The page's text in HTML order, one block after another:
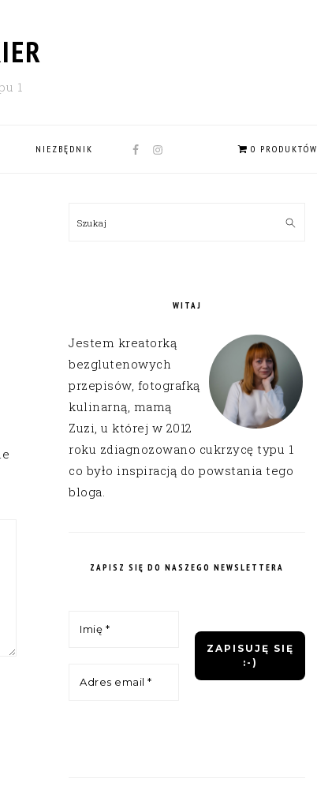
1
NIEZBĘDNIK
NAV
0 PRODUKTÓW
SIDEBAR
Szukaj
WITAJ
Jestem kreatorką
bezglutenowych
przepisów, fotografką
kulinarną, mamą
Zuzi, u której w 2012
roku zdiagnozowano cukrzycę typu 1
co było inspiracją do powstania tego
bloga.
ZAPISZ SIĘ DO NASZEGO NEWSLETTERA